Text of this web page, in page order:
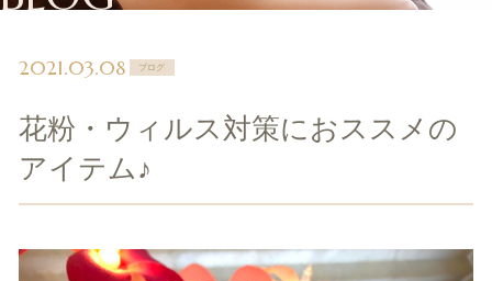
2021.03.08 ブログ
花粉・ウィルス対策におススメの
アイテム♪